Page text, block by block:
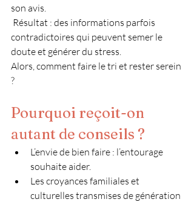
son avis.
contradictoires qui peuvent semer le
doute et générer du stress.
Alors, comment faire le tri et rester serein
?
Pourquoi reçoit-on
autant de conseils ?
L’envie de bien faire : l’entourage
souhaite aider.
Les croyances familiales et
culturelles transmises de génération